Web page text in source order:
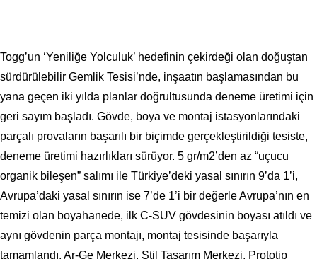
Togg’un ‘Yeniliğe Yolculuk’ hedefinin çekirdeği olan doğuştan
sürdürülebilir Gemlik Tesisi’nde, inşaatın başlamasından bu
yana geçen iki yılda planlar doğrultusunda deneme üretimi için
geri sayım başladı. Gövde, boya ve montaj istasyonlarındaki
parçalı provaların başarılı bir biçimde gerçekleştirildiği tesiste,
deneme üretimi hazırlıkları sürüyor. 5 gr/m2’den az “uçucu
organik bileşen” salımı ile Türkiye’deki yasal sınırın 9’da 1’i,
Avrupa’daki yasal sınırın ise 7’de 1’i bir değerle Avrupa’nın en
temizi olan boyahanede, ilk C-SUV gövdesinin boyası atıldı ve
aynı gövdenin parça montajı, montaj tesisinde başarıyla
tamamlandı. Ar-Ge Merkezi, Stil Tasarım Merkezi, Prototip